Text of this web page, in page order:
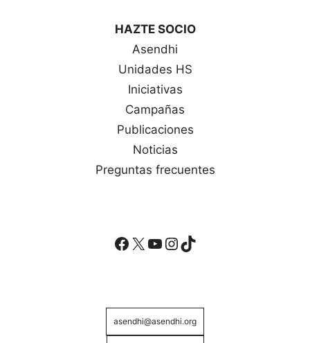
HAZTE SOCIO
Asendhi
Unidades HS
Iniciativas
Campañas
Publicaciones
Noticias
Preguntas frecuentes
Facebook
X YouTube
Instagram
TikTok
asendhi@asendhi.org